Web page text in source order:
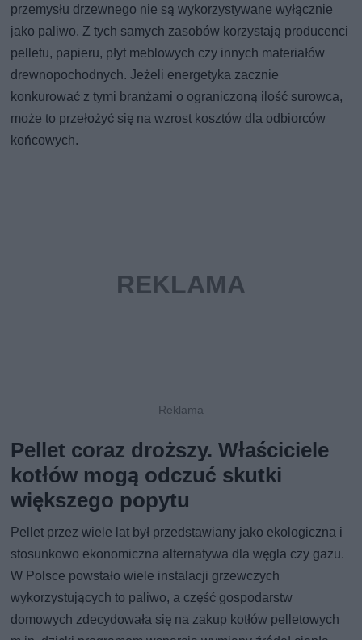
przemysłu drzewnego nie są wykorzystywane wyłącznie
jako paliwo. Z tych samych zasobów korzystają producenci
pelletu, papieru, płyt meblowych czy innych materiałów
drewnopochodnych. Jeżeli energetyka zacznie
konkurować z tymi branżami o ograniczoną ilość surowca,
może to przełożyć się na wzrost kosztów dla odbiorców
końcowych.
Pellet coraz droższy. Właściciele
kotłów mogą odczuć skutki
większego popytu
Pellet przez wiele lat był przedstawiany jako ekologiczna i
stosunkowo ekonomiczna alternatywa dla węgla czy gazu.
W Polsce powstało wiele instalacji grzewczych
wykorzystujących to paliwo, a część gospodarstw
domowych zdecydowała się na zakup kotłów pelletowych